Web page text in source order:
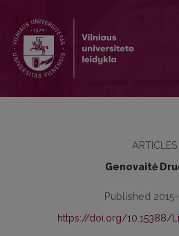
ARTICLES
Genovaitė
Published
https://doi.org/10.15388/